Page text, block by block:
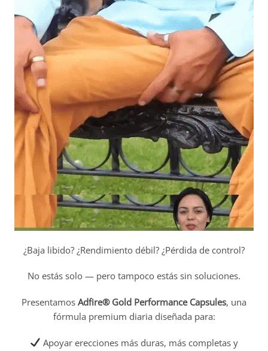
¿Baja libido? ¿Rendimiento débil? ¿Pérdida de control?
No estás solo — pero tampoco estás sin soluciones.
Presentamos Adfire® Gold Performance Capsules, una
fórmula premium diaria diseñada para:
Apoyar erecciones más duras, más completas y